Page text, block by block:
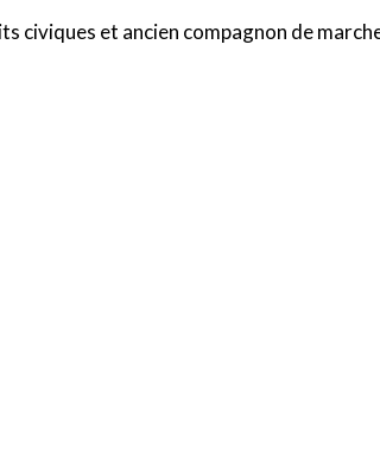
civiques et ancien compagnon de